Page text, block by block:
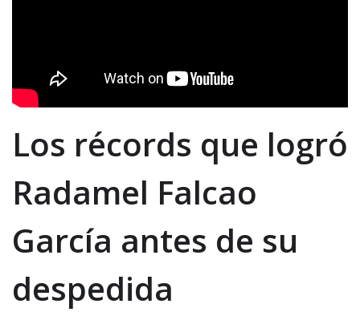
Los récords que logró
Radamel Falcao
García antes de su
despedida